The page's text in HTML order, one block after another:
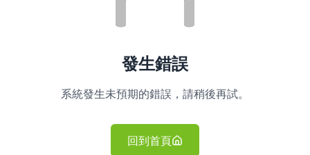
發生錯誤
系統發生未預期的錯誤，請稍後再試。
回到首頁